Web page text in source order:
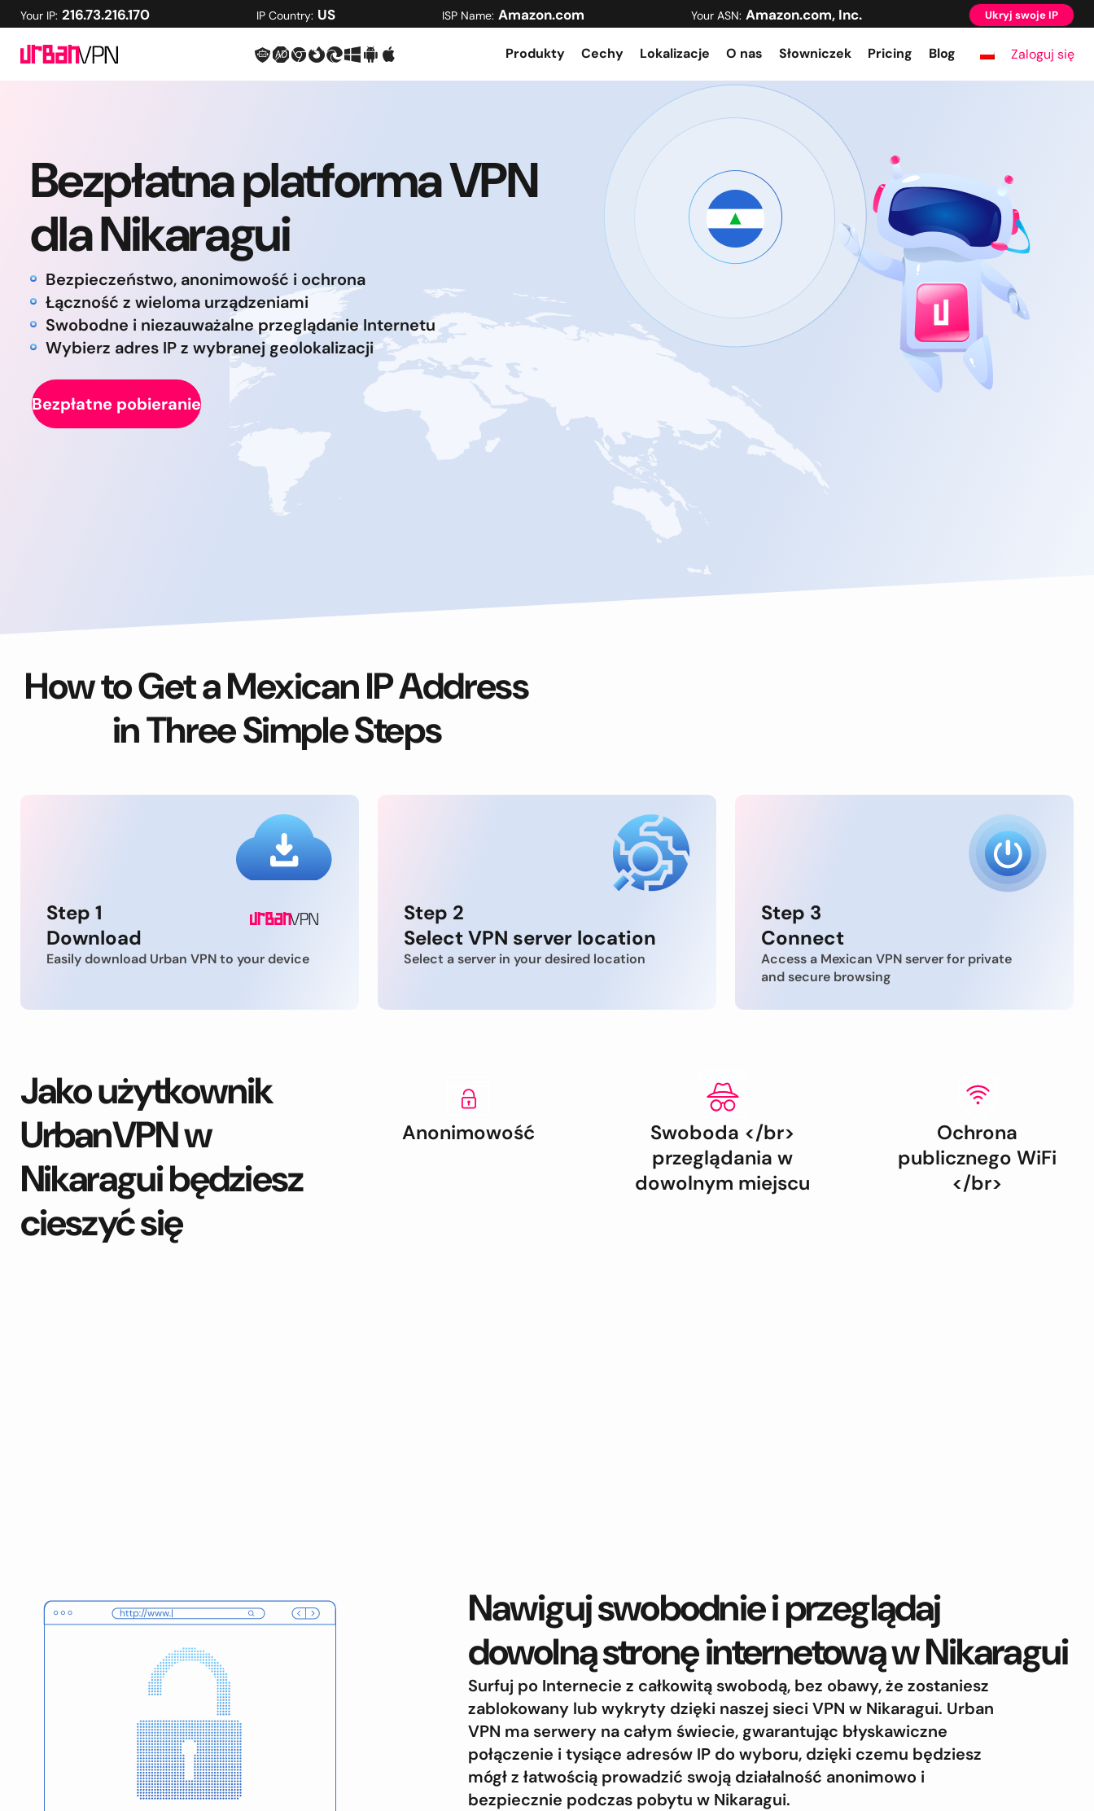
Your IP: 216.73.216.170 IP Country: US ISP Name: Amazon.com Your ASN: Amazon.com, Inc. Ukryj swoje IP
Produkty Cechy Lokalizacje O nas Słowniczek Pricing Blog Zaloguj się
Bezpłatna platforma VPN
dla Nikaragui
Bezpieczeństwo, anonimowość i ochrona
Łączność z wieloma urządzeniami
Swobodne i niezauważalne przeglądanie Internetu
Wybierz adres IP z wybranej geolokalizacji
Bezpłatne pobieranie
How to Get a Mexican IP Address
in Three Simple Steps
Step 1
Download
Easily download Urban VPN to your device
Step 2
Select VPN server location
Select a server in your desired location
Step 3
Connect
Access a Mexican VPN server for private
and secure browsing
Jako użytkownik
UrbanVPN w
Nikaragui będziesz
cieszyć się
Anonimowość
Swoboda </br>
przeglądania w
dowolnym miejscu
Ochrona
publicznego WiFi
</br>
Nawiguj swobodnie i przeglądaj
dowolną stronę internetową w Nikaragui
Surfuj po Internecie z całkowitą swobodą, bez obawy, że zostaniesz
zablokowany lub wykryty dzięki naszej sieci VPN w Nikaragui. Urban
VPN ma serwery na całym świecie, gwarantując błyskawiczne
połączenie i tysiące adresów IP do wyboru, dzięki czemu będziesz
mógł z łatwością prowadzić swoją działalność anonimowo i
bezpiecznie podczas pobytu w Nikaragui.